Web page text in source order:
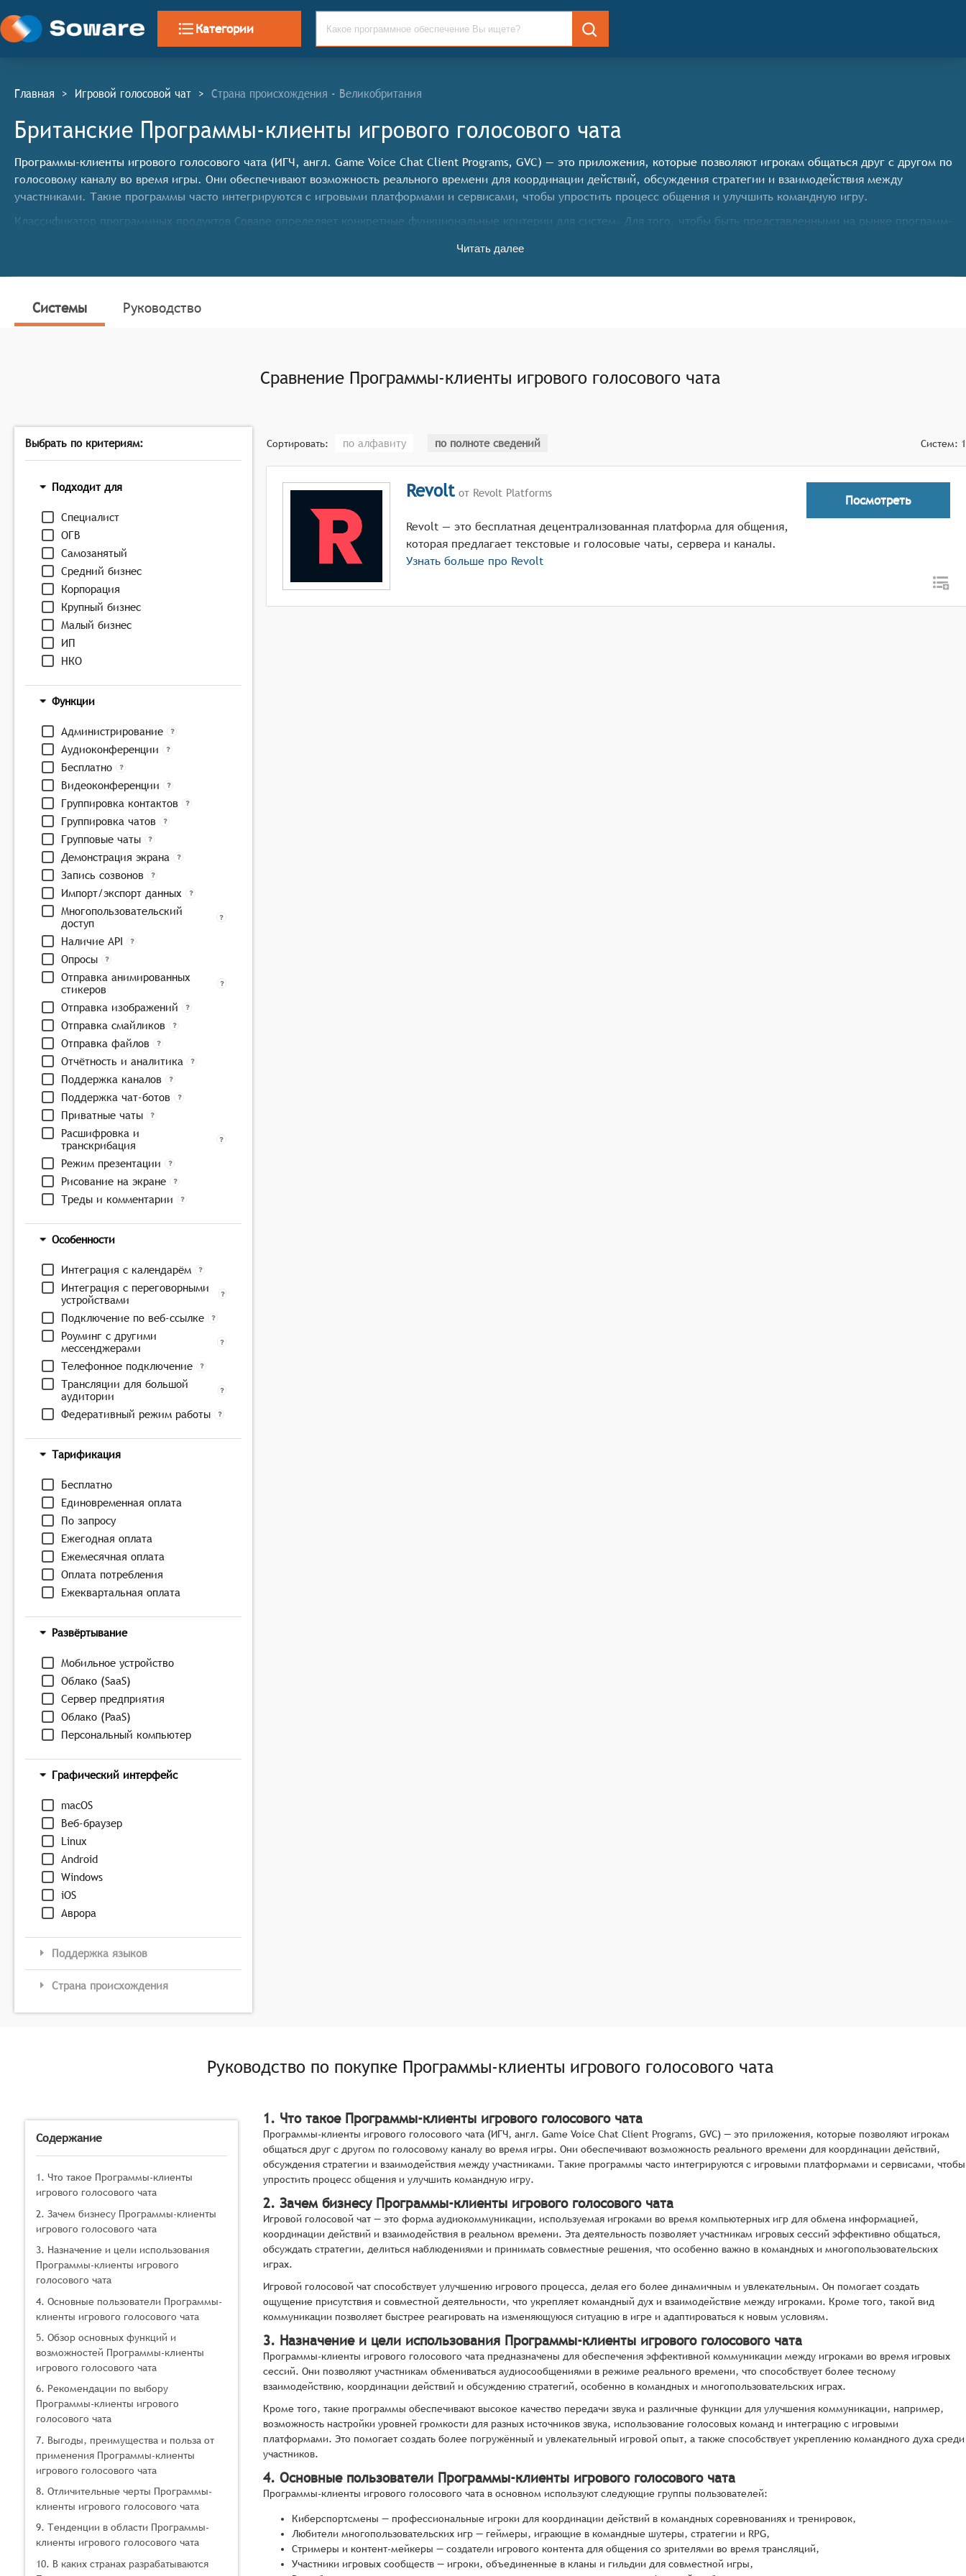
Категории
Главная > Игровой голосовой чат > Страна происхождения - Великобритания
Британские Программы-клиенты игрового голосового чата
Программы-клиенты игрового голосового чата (ИГЧ, англ. Game Voice Chat Client Programs, GVC) — это приложения, которые позволяют игрокам общаться друг с другом по
голосовому каналу во время игры. Они обеспечивают возможность реального времени для координации действий, обсуждения стратегии и взаимодействия между
участниками. Такие программы часто интегрируются с игровыми платформами и сервисами, чтобы упростить процесс общения и улучшить командную игру.
Классификатор программных продуктов Соваре определяет конкретные функциональные критерии для систем. Для того, чтобы быть представленными на рынке программ-
Гибкая настройка громкости с возможностью индивидуальной регулировки громкости для каждого участника чата и общего уровня звука, включая специальные режимы
для игровых ситуаций,
Голосовая активация с настраиваемыми режимами активации микрофона (по нажатию кнопки или по уровню громкости голоса) и возможностью быстрого отключения
Читать далее
Системы Руководство
Сравнение Программы-клиенты игрового голосового чата
Выбрать по критериям:
Подходит для
Специалист
ОГВ
Самозанятый
Средний бизнес
Корпорация
Крупный бизнес
Малый бизнес
ИП
НКО
Функции
Администрирование
Аудиоконференции
Бесплатно
Видеоконференции
Группировка контактов
Группировка чатов
Групповые чаты
Демонстрация экрана
Запись созвонов
Импорт/экспорт данных
Многопользовательский
доступ
Наличие API
Опросы
Отправка анимированных
стикеров
Отправка изображений
Отправка смайликов
Отправка файлов
Отчётность и аналитика
Поддержка каналов
Поддержка чат-ботов
Приватные чаты
Расшифровка и
транскрибация
Режим презентации
Рисование на экране
Треды и комментарии
Особенности
Интеграция с календарём
Интеграция с переговорными
устройствами
Подключение по веб-ссылке
Роуминг с другими
мессенджерами
Телефонное подключение
Трансляции для большой
аудитории
Федеративный режим работы
Тарификация
Бесплатно
Единовременная оплата
По запросу
Ежегодная оплата
Ежемесячная оплата
Оплата потребления
Ежеквартальная оплата
Развёртывание
Мобильное устройство
Облако (SaaS)
Сервер предприятия
Облако (PaaS)
Персональный компьютер
Графический интерфейс
macOS
Веб-браузер
Linux
Android
Windows
iOS
Аврора
Поддержка языков
Страна происхождения
Сортировать: по алфавиту по полноте сведений Систем: 1
Revolt от Revolt Platforms
Revolt — это бесплатная децентрализованная платформа для общения,
которая предлагает текстовые и голосовые чаты, сервера и каналы.
Узнать больше про Revolt
Посмотреть
Руководство по покупке Программы-клиенты игрового голосового чата
Содержание
1. Что такое Программы-клиенты
игрового голосового чата
2. Зачем бизнесу Программы-клиенты
игрового голосового чата
3. Назначение и цели использования
Программы-клиенты игрового
голосового чата
4. Основные пользователи Программы-
клиенты игрового голосового чата
5. Обзор основных функций и
возможностей Программы-клиенты
игрового голосового чата
6. Рекомендации по выбору
Программы-клиенты игрового
голосового чата
7. Выгоды, преимущества и польза от
применения Программы-клиенты
игрового голосового чата
8. Отличительные черты Программы-
клиенты игрового голосового чата
9. Тенденции в области Программы-
клиенты игрового голосового чата
10. В каких странах разрабатываются
1. Что такое Программы-клиенты игрового голосового чата
Программы-клиенты игрового голосового чата (ИГЧ, англ. Game Voice Chat Client Programs, GVC) — это приложения, которые позволяют игрокам
общаться друг с другом по голосовому каналу во время игры. Они обеспечивают возможность реального времени для координации действий,
обсуждения стратегии и взаимодействия между участниками. Такие программы часто интегрируются с игровыми платформами и сервисами, чтобы
упростить процесс общения и улучшить командную игру.
2. Зачем бизнесу Программы-клиенты игрового голосового чата
Игровой голосовой чат — это форма аудиокоммуникации, используемая игроками во время компьютерных игр для обмена информацией,
координации действий и взаимодействия в реальном времени. Эта деятельность позволяет участникам игровых сессий эффективно общаться,
обсуждать стратегии, делиться наблюдениями и принимать совместные решения, что особенно важно в командных и многопользовательских
играх.
Игровой голосовой чат способствует улучшению игрового процесса, делая его более динамичным и увлекательным. Он помогает создать
ощущение присутствия и совместной деятельности, что укрепляет командный дух и взаимодействие между игроками. Кроме того, такой вид
коммуникации позволяет быстрее реагировать на изменяющуюся ситуацию в игре и адаптироваться к новым условиям.
3. Назначение и цели использования Программы-клиенты игрового голосового чата
Программы-клиенты игрового голосового чата предназначены для обеспечения эффективной коммуникации между игроками во время игровых
сессий. Они позволяют участникам обмениваться аудиосообщениями в режиме реального времени, что способствует более тесному
взаимодействию, координации действий и обсуждению стратегий, особенно в командных и многопользовательских играх.
Кроме того, такие программы обеспечивают высокое качество передачи звука и различные функции для улучшения коммуникации, например,
возможность настройки уровней громкости для разных источников звука, использование голосовых команд и интеграцию с игровыми
платформами. Это помогает создать более погружённый и увлекательный игровой опыт, а также способствует укреплению командного духа среди
участников.
4. Основные пользователи Программы-клиенты игрового голосового чата
Программы-клиенты игрового голосового чата в основном используют следующие группы пользователей:
Киберспортсмены — профессиональные игроки для координации действий в командных соревнованиях и тренировок,
Любители многопользовательских игр — геймеры, играющие в командные шутеры, стратегии и RPG,
Стримеры и контент-мейкеры — создатели игрового контента для общения со зрителями во время трансляций,
Участники игровых сообществ — игроки, объединенные в кланы и гильдии для совместной игры,